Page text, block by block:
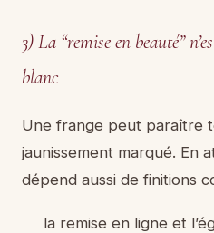
3) La “remise en beauté”
blanc
Une frange peut paraître
jaunissement marqué. En
dépend aussi de finitions
la remise en ligne et